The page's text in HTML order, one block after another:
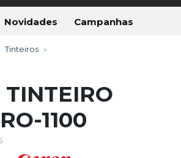
Novidades Campanhas
Tinteiros
1100